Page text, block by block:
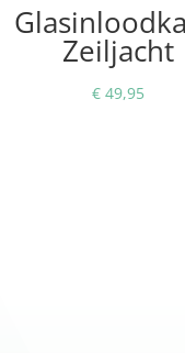
Zeiljacht
€49,95